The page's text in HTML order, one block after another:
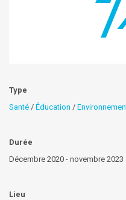
Type
Santé / Éducation /
Durée
Décembre 2020 - novembre 2023
Lieu